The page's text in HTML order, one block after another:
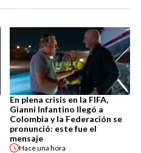
En plena crisis en la FIFA,
Gianni Infantino llegó a
Colombia y la Federación se
pronunció: este fue el
mensaje
Haceuna hora